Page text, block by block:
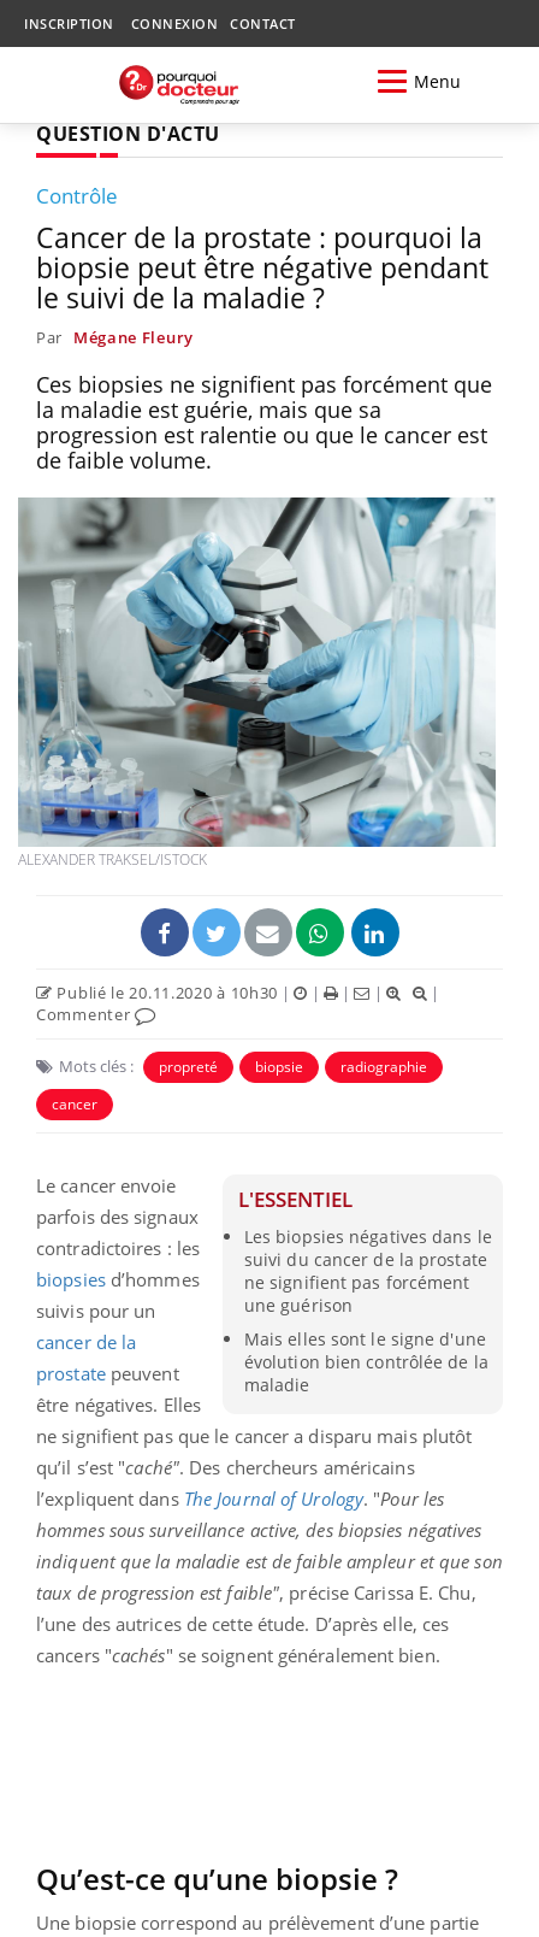
INSCRIPTION CONNEXION CONTACT
Menu
QUESTION D'ACTU
Contrôle
Cancer de la prostate : pourquoi la
biopsie peut être négative pendant
le suivi de la maladie ?
Par Mégane Fleury
Ces biopsies ne signifient pas forcément que
la maladie est guérie, mais que sa
progression est ralentie ou que le cancer est
de faible volume.
ALEXANDER TRAKSEL/ISTOCK
Publié le 20.11.2020 à 10h30 | | | |
|
Commenter
Mots clés : propreté biopsie
radiographie
cancer
L'ESSENTIEL
Les biopsies négatives dans le
suivi du cancer de la prostate
ne signifient pas forcément
une guérison
Mais elles sont le signe d'une
évolution bien contrôlée de la
maladie
Le cancer envoie
parfois des signaux
contradictoires : les
biopsiesd’hommes
suivis pour un
cancer de la
prostatepeuvent
être négatives. Elles
ne signifient pas que le cancer a disparu mais plutôt
qu’il s’est "caché". Des chercheurs américains
l’expliquent dans The Journal of Urology. "Pour les
hommes sous surveillance active, des biopsies négatives
indiquent que la maladie est de faible ampleur et que son
taux de progression est faible", précise Carissa E. Chu,
l’une des autrices de cette étude. D’après elle, ces
cancers "cachés" se soignent généralement bien.
Qu’est-ce qu’une biopsie ?
Une biopsie correspond au prélèvement d’une partie